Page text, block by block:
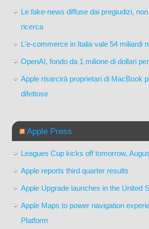
Le fake-news diffuse dai pregiudizi,
ricerca
L'e-commerce in Italia vale 54 miliardi
OpenAI, fondo da 1 milione di dollari
Apple risarcirà proprietari di MacBook
difettose
Apple Press
Leagues Cup kicks off tomorrow,
Apple reports third quarter results
Apple Upgrade launches in the United
Apple Maps to power navigation
Platform